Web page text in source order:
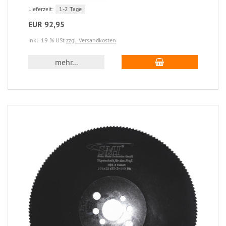
Lieferzeit:
1-2 Tage
EUR 92,95
inkl. 19 % USt zzgl. Versandkosten
mehr...